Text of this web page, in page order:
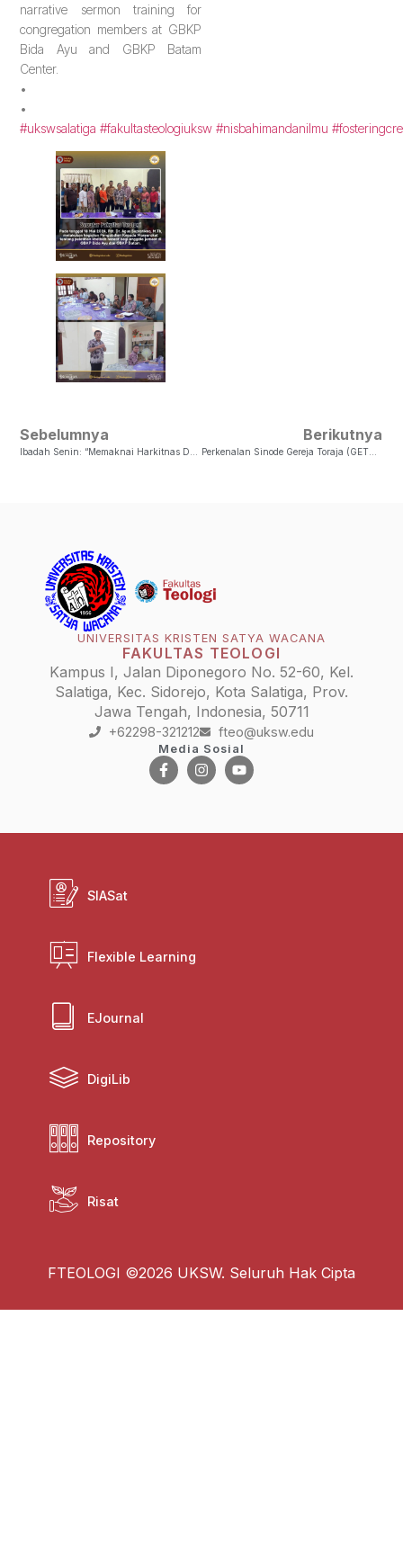
narrative sermon training for
congregation members at GBKP
Bida Ayu and GBKP Batam
Center.
•
•
#ukswsalatiga #fakultasteologiuksw #nisbahimandanilmu
Sebelumnya Berikutnya
Perkenalan Sinode Gereja Toraja (GETOR)
UNIVERSITAS KRISTEN SATYA WACANA
FAKULTAS TEOLOGI
Kampus I, Jalan Diponegoro No. 52-60, Kel.
Salatiga, Kec. Sidorejo, Kota Salatiga, Prov.
Jawa Tengah, Indonesia, 50711
+62298-321212 fteo@uksw.edu
Media Sosial
SIASat
Flexible Learning
EJournal
DigiLib
Repository
Risat
FTEOLOGI ©2026 UKSW. Seluruh Hak Cipta